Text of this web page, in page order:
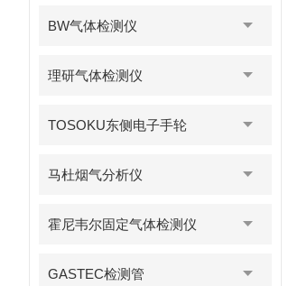
BW气体检测仪
理研气体检测仪
TOSOKU东侧电子手轮
马杜烟气分析仪
霍尼韦尔固定气体检测仪
GASTEC检测管